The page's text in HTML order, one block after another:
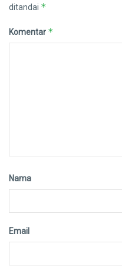
ditandai *
Komentar *
Nama
Email